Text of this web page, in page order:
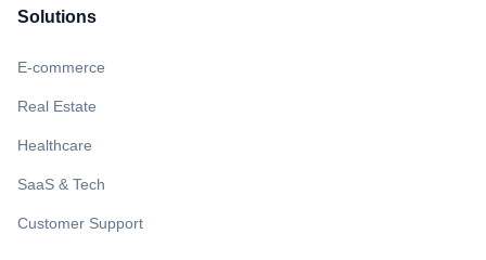
Solutions
E-commerce
Real Estate
Healthcare
SaaS & Tech
Customer Support